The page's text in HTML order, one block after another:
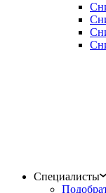
Специалисты